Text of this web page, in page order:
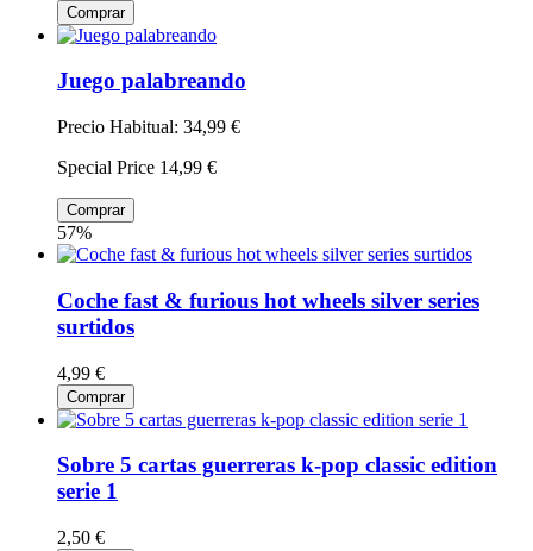
Comprar
Juego palabreando
Precio Habitual: 34,99 €
Special Price 14,99 €
Comprar
57%
Coche fast & furious hot wheels silver series
surtidos
4,99 €
Comprar
Sobre 5 cartas guerreras k-pop classic edition
serie 1
2,50 €